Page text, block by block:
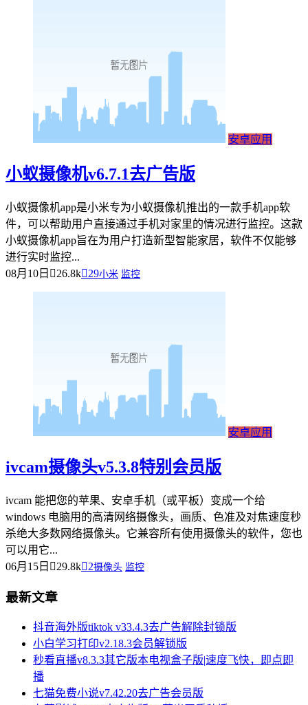
安卓应用
小蚁摄像机v6.7.1去广告版
小蚁摄像机app是小米专为小蚁摄像机推出的一款手机app软
件，可以帮助用户直接通过手机对家里的情况进行监控。这款
小蚁摄像机app旨在为用户打造新型智能家居，软件不仅能够
进行实时监控...
08月10日
26.8k 29小米 监控
安卓应用
ivcam摄像头v5.3.8特别会员版
ivcam 能把您的苹果、安卓手机（或平板）变成一个给
windows 电脑用的高清网络摄像头，画质、色准及对焦速度秒
杀绝大多数网络摄像头。它兼容所有使用摄像头的软件，您也
可以用它...
06月15日
29.8k 2摄像头 监控
最新文章
抖音海外版tiktok v33.4.3去广告解除封锁版
小白学习打印v2.18.3会员解锁版
秒看直播v8.3.3其它版本电视盒子版|速度飞快，即点即
播
七猫免费小说v7.42.20去广告会员版